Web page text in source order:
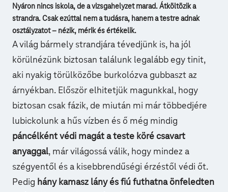
Nyáron nincs iskola, de a vizsgahelyzet marad. Átköltözik a
strandra. Csak ezúttal nem a tudásra, hanem a testre adnak
osztályzatot – nézik, mérik és értékelik.
A világ bármely strandjára tévedjünk is, ha jól
körülnézünk biztosan találunk legalább egy tinit,
aki nyakig törülközőbe burkolózva gubbaszt az
árnyékban. Először elhitetjük magunkkal, hogy
biztosan csak fázik, de miután mi már többedjére
lubickolunk a hűs vízben és ő még mindig
páncélként védi magát a teste köré csavart
anyaggal, már világossá válik, hogy mindez a
szégyentől és a kisebbrendűségi érzéstől védi őt.
Pedig hány kamasz lány és fiú futhatna önfeledten